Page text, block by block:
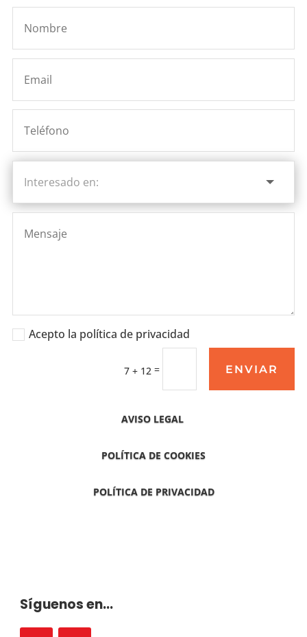
Síguenos en...
Acepto la política de privacidad
7 + 12 = ENVIAR
AVISO LEGAL
POLÍTICA DE COOKIES
POLÍTICA DE PRIVACIDAD